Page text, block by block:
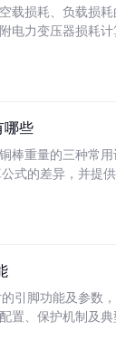
载损耗、负载损
电力变压器损耗
哪些
棒重量的三种常
公式的差异，并提
引脚功能及参数
置、保护机制及